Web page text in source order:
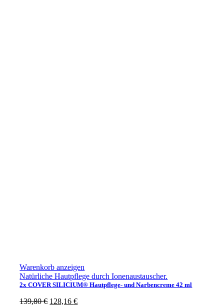
Warenkorb anzeigen
Natürliche Hautpflege durch Ionenaustauscher.
2x COVER SILICIUM® Hautpflege- und Narbencreme 42 ml
139,80€ Ursprünglicher
128,16€Aktueller